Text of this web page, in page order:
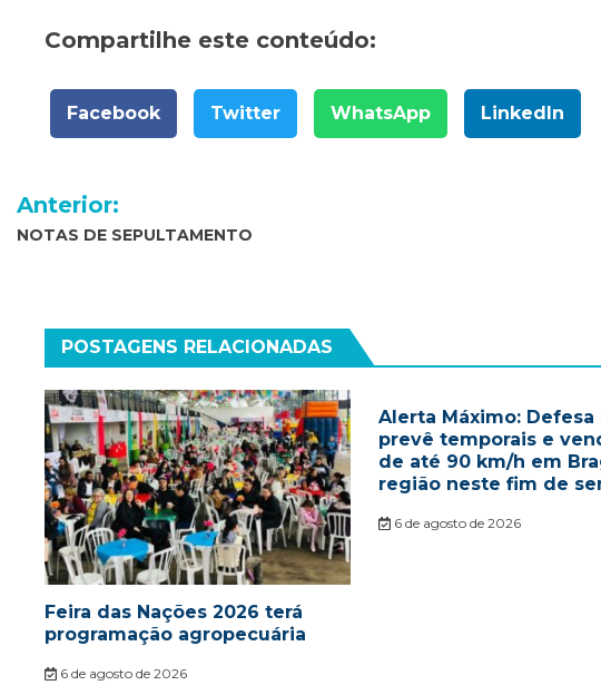
Compartilhe este conteúdo:
Facebook Twitter WhatsApp LinkedIn
Navegação
de
Anterior:
NOTAS DE SEPULTAMENTO
POSTAGENS RELACIONADAS
Feira das Nações 2026 terá
programação agropecuária
6 de agosto de 2026
Alerta Máximo: Defesa
prevê temporais e
de até 90 km/h em
região neste fim de
6 de agosto de 2026